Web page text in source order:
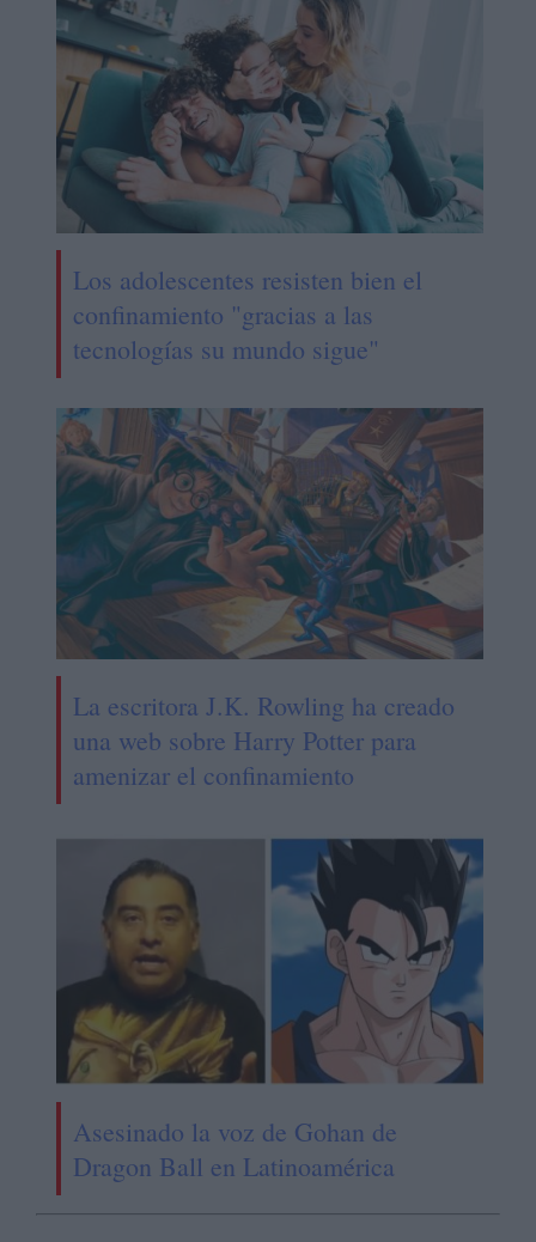
Los adolescentes resisten bien el
confinamiento "gracias a las
tecnologías su mundo sigue"
La escritora J.K. Rowling ha creado
una web sobre Harry Potter para
amenizar el confinamiento
Asesinado la voz de Gohan de
Dragon Ball en Latinoamérica